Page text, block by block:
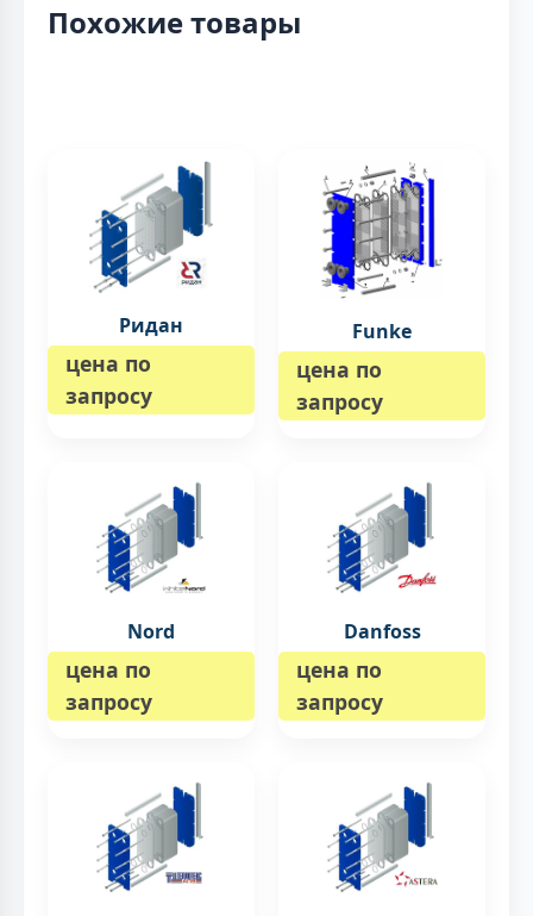
Похожие товары
Ридан
цена по
запросу
Funke
цена по
запросу
Nord
цена по
запросу
Danfoss
цена по
запросу